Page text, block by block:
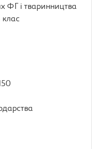
ФГ і тваринництва
клас